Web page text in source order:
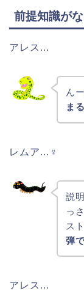
前提知識が
アレス…
ん
ま
レムア…♀
説
っ
ス
弾
アレス…